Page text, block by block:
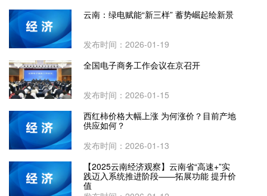
云南：绿电赋能“新三样” 蓄势崛起绘新景
发布时间：2026-01-19
全国电子商务工作会议在京召开
发布时间：2026-01-15
西红柿价格大幅上涨 为何涨价？目前产地
供应如何？
发布时间：2026-01-13
【2025云南经济观察】云南省“高速+”实
践迈入系统推进阶段——拓展功能 提升价
值